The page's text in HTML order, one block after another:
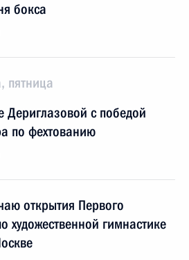
бокса
пятница
Дериглазовой с победой
по фехтованию
открытия Первого
художественной гимнастике